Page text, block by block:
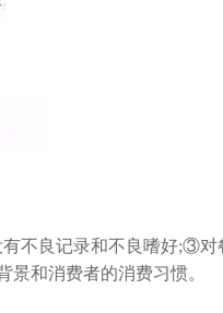
不良记录和不良嗜好;③对
和消费者的消费习惯。